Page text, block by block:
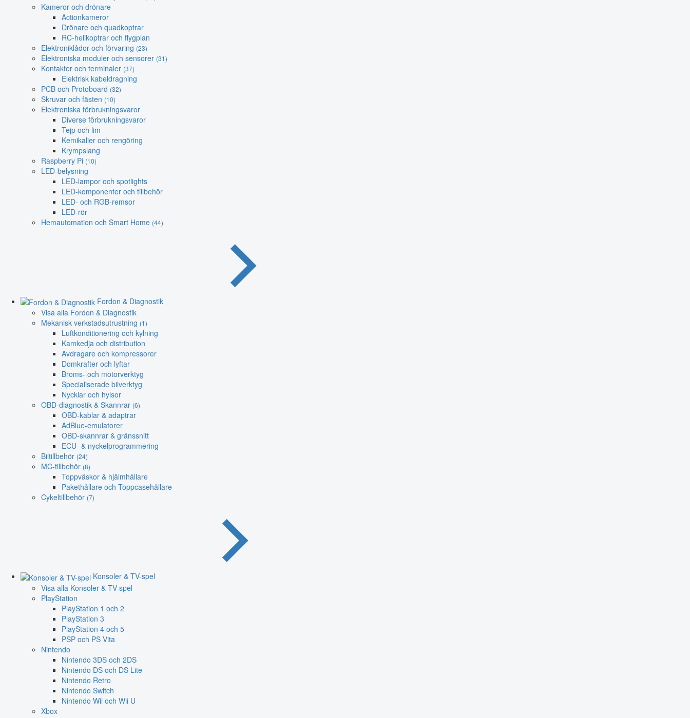
Kameror och drönare
Actionkameror
Drönare och quadkoptrar
RC-helikoptrar och flygplan
Elektroniklådor och förvaring (23)
Elektroniska moduler och sensorer (31)
Kontakter och terminaler (37)
Elektrisk kabeldragning
PCB och Protoboard (32)
Skruvar och fästen (10)
Elektroniska förbrukningsvaror
Diverse förbrukningsvaror
Tejp och lim
Kemikalier och rengöring
Krympslang
Raspberry Pi (10)
LED-belysning
LED-lampor och spotlights
LED-komponenter och tillbehör
LED- och RGB-remsor
LED-rör
Hemautomation och Smart Home (44)
Fordon & Diagnostik
Visa alla Fordon & Diagnostik
Mekanisk verkstadsutrustning (1)
Luftkonditionering och kylning
Kamkedja och distribution
Avdragare och kompressorer
Domkrafter och lyftar
Broms- och motorverktyg
Specialiserade bilverktyg
Nycklar och hylsor
OBD-diagnostik & Skannrar (6)
OBD-kablar & adaptrar
AdBlue-emulatorer
OBD-skannrar & gränssnitt
ECU- & nyckelprogrammering
Biltillbehör (24)
MC-tillbehör (8)
Toppväskor & hjälmhållare
Pakethållare och Toppcasehållare
Cykeltillbehör (7)
Konsoler & TV-spel
Visa alla Konsoler & TV-spel
PlayStation
PlayStation 1 och 2
PlayStation 3
PlayStation 4 och 5
PSP och PS Vita
Nintendo
Nintendo 3DS och 2DS
Nintendo DS och DS Lite
Nintendo Retro
Nintendo Switch
Nintendo Wii och Wii U
Xbox